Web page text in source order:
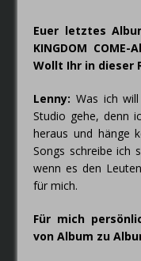
Euer letztes
KINGDOM
Wollt Ihr in dieser
Lenny: Was ich
Studio gehe, denn
heraus und hänge
Songs schreibe ich
wenn es den
für mich.
Für mich
von Album zu